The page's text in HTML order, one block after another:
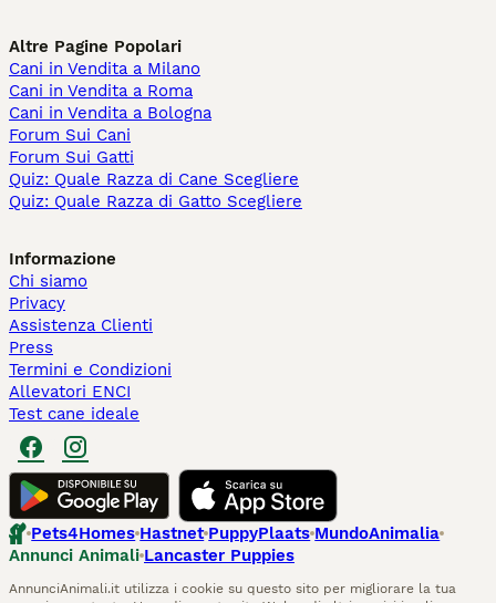
Altre Pagine Popolari
Cani in Vendita a Milano
Cani in Vendita a Roma
Cani in Vendita a Bologna
Forum Sui Cani
Forum Sui Gatti
Quiz: Quale Razza di Cane Scegliere
Quiz: Quale Razza di Gatto Scegliere
Informazione
Chi siamo
Privacy
Assistenza Clienti
Press
Termini e Condizioni
Allevatori ENCI
Test cane ideale
Pets4Homes Hastnet PuppyPlaats MundoAnimalia
Annunci Animali Lancaster Puppies
AnnunciAnimali.it utilizza i cookie su questo sito per migliorare la tua